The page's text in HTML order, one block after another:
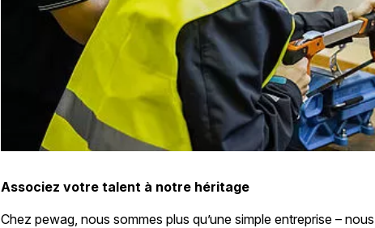
Associez votre talent à notre héritage
Chez pewag, nous sommes plus qu’une simple entreprise –